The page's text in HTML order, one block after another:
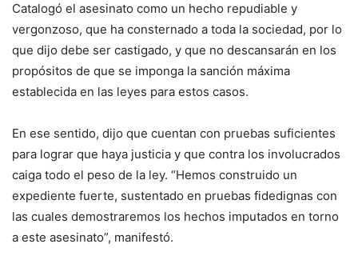
Catalogó el asesinato como un hecho repudiable y
vergonzoso, que ha consternado a toda la sociedad, por lo
que dijo debe ser castigado, y que no descansarán en los
propósitos de que se imponga la sanción máxima
establecida en las leyes para estos casos.
En ese sentido, dijo que cuentan con pruebas suficientes
para lograr que haya justicia y que contra los involucrados
caiga todo el peso de la ley. “Hemos construido un
expediente fuerte, sustentado en pruebas fidedignas con
las cuales demostraremos los hechos imputados en torno
a este asesinato”, manifestó.